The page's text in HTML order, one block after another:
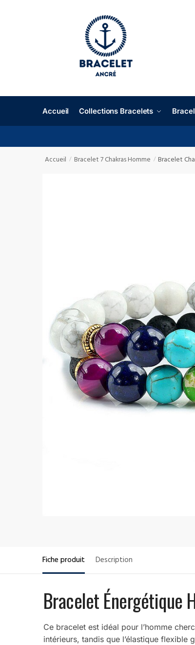
Accueil Collections Bracelets
Accueil / Bracelet 7 Chakras Homme / Bracelet
Fiche produit Description
Bracelet Énergétique
Ce bracelet est idéal pour l’homme
intérieurs, tandis que l’élastique flexible